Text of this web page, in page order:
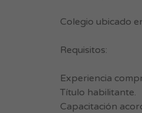
Colegio ubicado
Requisitos:
Experiencia
Título habilitante.
Capacitación